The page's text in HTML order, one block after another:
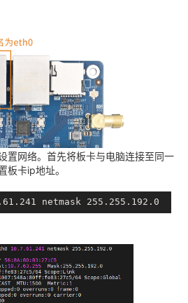
置网络。首先将板卡与电脑连接至同一
板卡ip地址。